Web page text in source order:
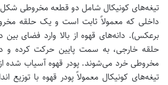
تیغه‌های کونیکال شامل دو قطعه مخروطی
داخلی که معمولاً ثابت است و یک حلقه
برعکس). دانه‌های قهوه از بالا وارد فضای
حلقه خارجی، به سمت پایین حرکت کرده و
مخروطی خرد می‌شوند. پودر قهوه آسیاب شده
تیغه‌های کونیکال معمولاً پودر قهوه با توزیع